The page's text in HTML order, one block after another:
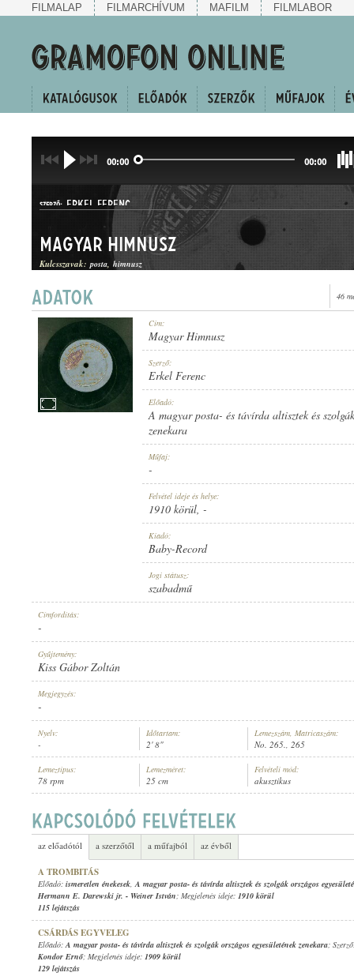
FILMALAP FILMARCHÍVUM MAFILM FILMLABOR
00:00 00:00
ELŐADÓ:A MAGYAR POSTA- ÉS TÁVÍRDA ALTISZTEK ÉS SZOLGÁK ORSZÁGOS
SZERZŐ: ERKEL FERENC
1910 KÖRÜL
NO. 265.
Magyar Himnusz
Kulcsszavak: posta himnusz
46
Cím:
Magyar Himnusz
Szerző:
Erkel Ferenc
Előadó:
A magyar posta- és távírda altisztek és
zenekara
Műfaj:
-
Felvétel ideje és helye:
1910 körül, -
Kiadó:
Baby-Record
Jogi státusz:
szabadmű
Címfordítás:
-
Gyűjtemény:
Kiss Gábor Zoltán
Megjegyzés:
-
Nyelv:
-
Időtartam:
2' 8"
Lemezszám, Matricaszám:
No. 265., 265
Lemeztípus:
78 rpm
Lemezméret:
25 cm
Felvételi mód:
akusztikus
az előadótól a szerzőtől a műfajból az évből
A TROMBITÁS
Előadó: ismeretlen énekesek,A magyar posta- és távírda altisztek és szolgák országos
Hermann E. Darewski jr. - Weiner István; Megjelenés ideje: 1910 körül
115 lejátszás
CSÁRDÁS EGYVELEG
Előadó:A magyar posta- és távírda altisztek és szolgák országos egyesületének zenekara;
Kondor Ernő; Megjelenés ideje: 1909 körül
129 lejátszás